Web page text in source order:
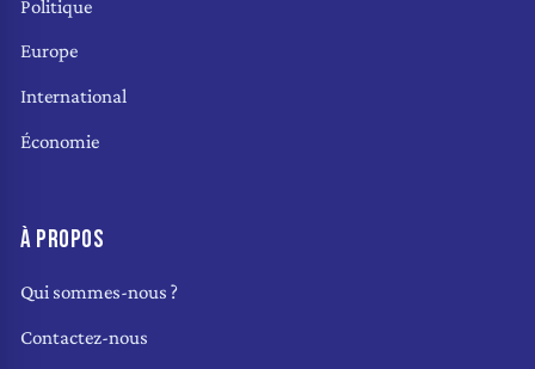
Politique
Europe
International
Économie
À PROPOS
Qui sommes-nous ?
Contactez-nous